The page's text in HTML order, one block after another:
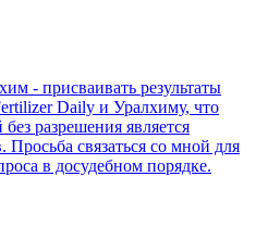
- присваивать результаты
Daily и Уралхиму, что
разрешения является
связаться со мной для
в досудебном порядке.